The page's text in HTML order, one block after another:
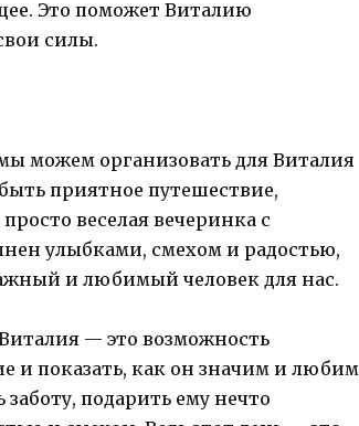
Это поможет Виталию
силы.
можем организовать для Виталия
приятное путешествие,
веселая вечеринка с
улыбками, смехом и радостью,
и любимый человек для нас.
— это возможность
и показать, как он значим и любим
подарить ему нечто